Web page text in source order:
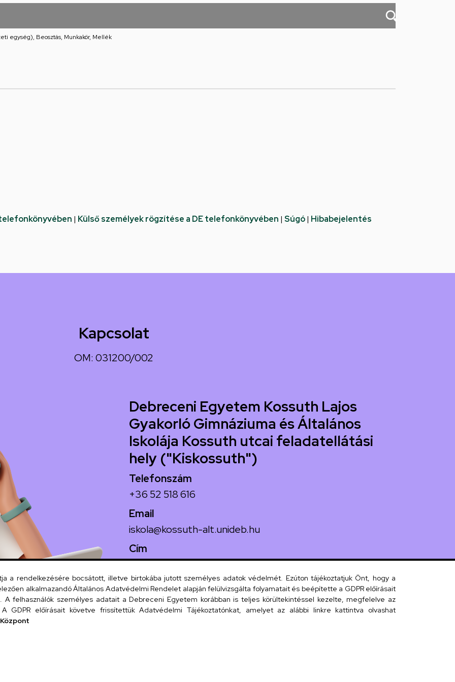
egység), Beosztás, Munkakör, Mellék
| Külső személyek rögzítése a DE telefonkönyvében | Súgó| Hibabejelentés
Kapcsolat
OM: 031200/002
Debreceni Egyetem Kossuth Lajos
Gyakorló Gimnáziuma és Általános
Iskolája Kossuth utcai feladatellátási
hely ("Kiskossuth")
Telefonszám
+36 52 518 616
Email
iskola@kossuth-alt.unideb.hu
Cím
4024 Debrecen, Kossuth utca 33.
Szervezeti telefonkönyv
a rendelkezésére bocsátott, illetve birtokába jutott személyes adatok védelmét. Ezúton tájékoztatjuk Önt, hogy a
alkalmazandó Általános Adatvédelmi Rendelet alapján felülvizsgálta folyamatait és beépítette a GDPR előírásait
felhasználók személyes adatait a Debreceni Egyetem korábban is teljes körültekintéssel kezelte, megfelelve az
GDPR előírásait követve frissítettük Adatvédelmi Tájékoztatónkat, amelyet az alábbi linkre kattintva olvashat
Központ